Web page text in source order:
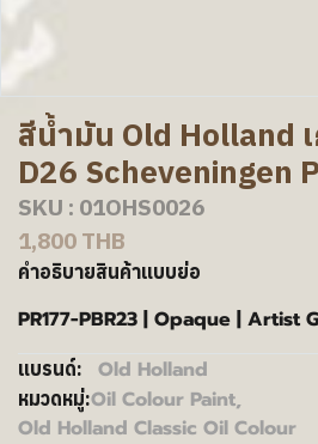
สีน้ำมัน Old Holland
D26 Scheveningen
SKU : 01OHS0026
1,800 THB
คำอธิบายสินค้าแบบย่อ
PR177-PBR23 | Opaque | Artist
แบรนด์: Old Holland
หมวดหมู่:Oil Colour Paint,
Old Holland Classic Oil Colour